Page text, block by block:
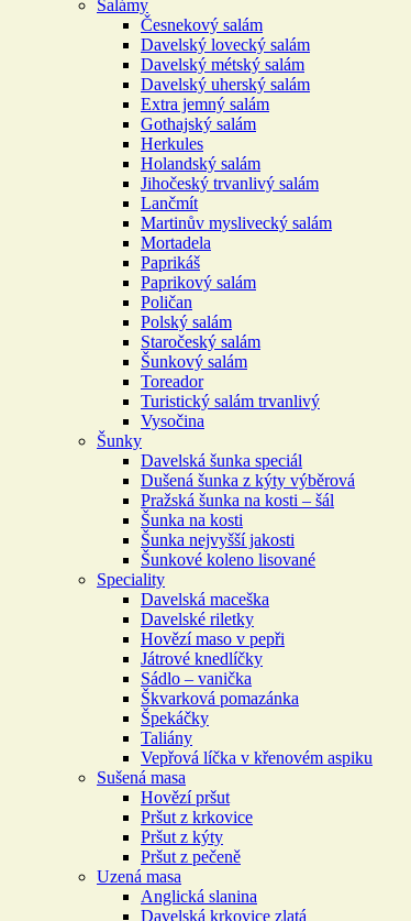
Salámy
Česnekový salám
Davelský lovecký salám
Davelský métský salám
Davelský uherský salám
Extra jemný salám
Gothajský salám
Herkules
Holandský salám
Jihočeský trvanlivý salám
Lančmít
Martinův myslivecký salám
Mortadela
Paprikáš
Paprikový salám
Poličan
Polský salám
Staročeský salám
Šunkový salám
Toreador
Turistický salám trvanlivý
Vysočina
Šunky
Davelská šunka speciál
Dušená šunka z kýty výběrová
Pražská šunka na kosti – šál
Šunka na kosti
Šunka nejvyšší jakosti
Šunkové koleno lisované
Speciality
Davelská maceška
Davelské riletky
Hovězí maso v pepři
Játrové knedlíčky
Sádlo – vanička
Škvarková pomazánka
Špekáčky
Taliány
Vepřová líčka v křenovém aspiku
Sušená masa
Hovězí pršut
Pršut z krkovice
Pršut z kýty
Pršut z pečeně
Uzená masa
Anglická slanina
Davelská krkovice zlatá